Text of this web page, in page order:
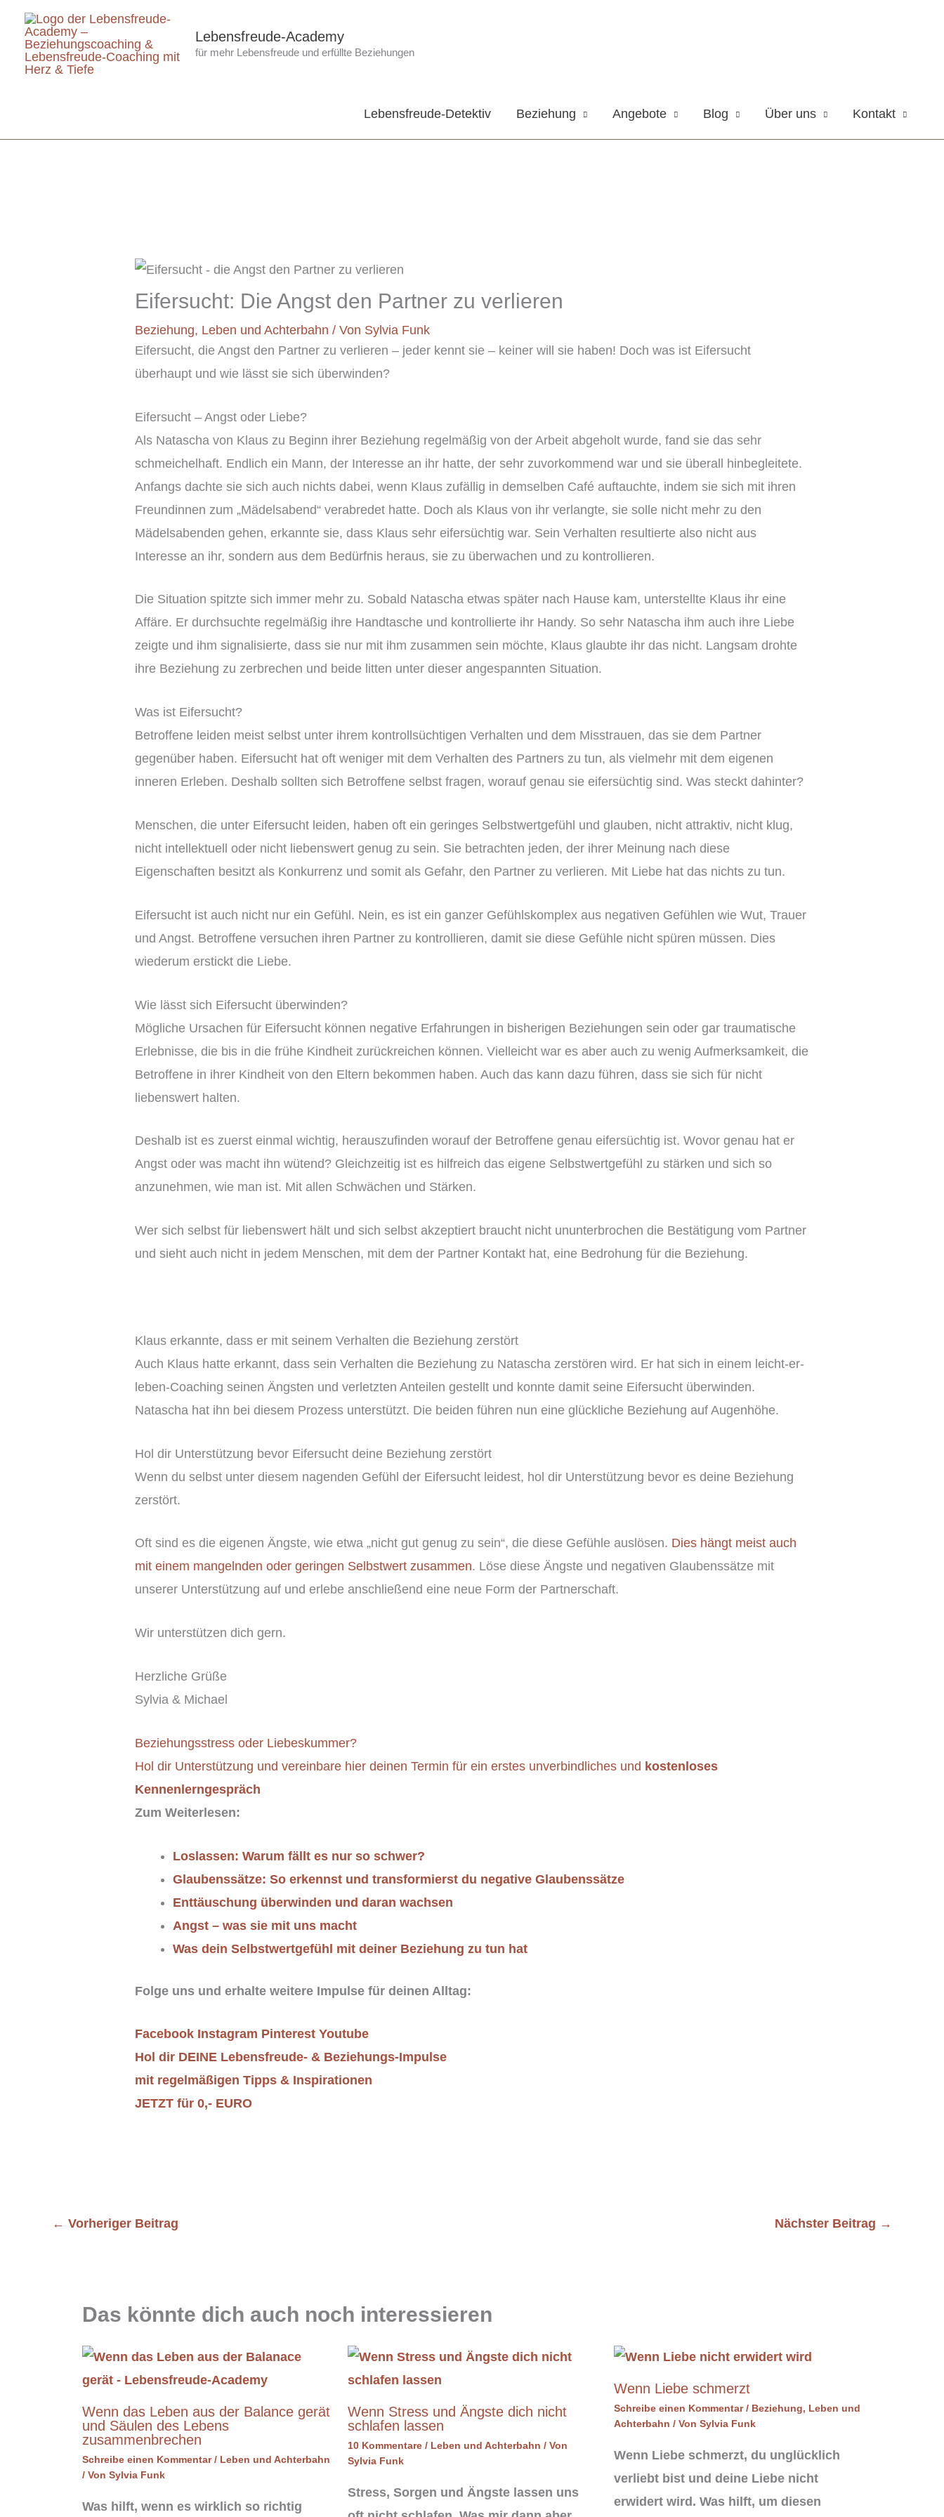
Inhalt
springen
Lebensfreude-Academy
für mehr Lebensfreude und erfüllte Beziehungen
Lebensfreude-Detektiv Beziehung Angebote Blog Über uns Kontakt
Eifersucht: Die Angst den Partner zu verlieren
Beziehung, Leben und Achterbahn / Von Sylvia Funk
Eifersucht, die Angst den Partner zu verlieren – jeder kennt sie – keiner will sie haben! Doch was ist Eifersucht
überhaupt und wie lässt sie sich überwinden?
Eifersucht – Angst oder Liebe?
Als Natascha von Klaus zu Beginn ihrer Beziehung regelmäßig von der Arbeit abgeholt wurde, fand sie das sehr
schmeichelhaft. Endlich ein Mann, der Interesse an ihr hatte, der sehr zuvorkommend war und sie überall hinbegleitete.
Anfangs dachte sie sich auch nichts dabei, wenn Klaus zufällig in demselben Café auftauchte, indem sie sich mit ihren
Freundinnen zum „Mädelsabend“ verabredet hatte. Doch als Klaus von ihr verlangte, sie solle nicht mehr zu den
Mädelsabenden gehen, erkannte sie, dass Klaus sehr eifersüchtig war. Sein Verhalten resultierte also nicht aus
Interesse an ihr, sondern aus dem Bedürfnis heraus, sie zu überwachen und zu kontrollieren.
Die Situation spitzte sich immer mehr zu. Sobald Natascha etwas später nach Hause kam, unterstellte Klaus ihr eine
Affäre. Er durchsuchte regelmäßig ihre Handtasche und kontrollierte ihr Handy. So sehr Natascha ihm auch ihre Liebe
zeigte und ihm signalisierte, dass sie nur mit ihm zusammen sein möchte, Klaus glaubte ihr das nicht. Langsam drohte
ihre Beziehung zu zerbrechen und beide litten unter dieser angespannten Situation.
Was ist Eifersucht?
Betroffene leiden meist selbst unter ihrem kontrollsüchtigen Verhalten und dem Misstrauen, das sie dem Partner
gegenüber haben. Eifersucht hat oft weniger mit dem Verhalten des Partners zu tun, als vielmehr mit dem eigenen
inneren Erleben. Deshalb sollten sich Betroffene selbst fragen, worauf genau sie eifersüchtig sind. Was steckt dahinter?
Menschen, die unter Eifersucht leiden, haben oft ein geringes Selbstwertgefühl und glauben, nicht attraktiv, nicht klug,
nicht intellektuell oder nicht liebenswert genug zu sein. Sie betrachten jeden, der ihrer Meinung nach diese
Eigenschaften besitzt als Konkurrenz und somit als Gefahr, den Partner zu verlieren. Mit Liebe hat das nichts zu tun.
Eifersucht ist auch nicht nur ein Gefühl. Nein, es ist ein ganzer Gefühlskomplex aus negativen Gefühlen wie Wut, Trauer
und Angst. Betroffene versuchen ihren Partner zu kontrollieren, damit sie diese Gefühle nicht spüren müssen. Dies
wiederum erstickt die Liebe.
Wie lässt sich Eifersucht überwinden?
Mögliche Ursachen für Eifersucht können negative Erfahrungen in bisherigen Beziehungen sein oder gar traumatische
Erlebnisse, die bis in die frühe Kindheit zurückreichen können. Vielleicht war es aber auch zu wenig Aufmerksamkeit, die
Betroffene in ihrer Kindheit von den Eltern bekommen haben. Auch das kann dazu führen, dass sie sich für nicht
liebenswert halten.
Deshalb ist es zuerst einmal wichtig, herauszufinden worauf der Betroffene genau eifersüchtig ist. Wovor genau hat er
Angst oder was macht ihn wütend? Gleichzeitig ist es hilfreich das eigene Selbstwertgefühl zu stärken und sich so
anzunehmen, wie man ist. Mit allen Schwächen und Stärken.
Wer sich selbst für liebenswert hält und sich selbst akzeptiert braucht nicht ununterbrochen die Bestätigung vom Partner
und sieht auch nicht in jedem Menschen, mit dem der Partner Kontakt hat, eine Bedrohung für die Beziehung.
Klaus erkannte, dass er mit seinem Verhalten die Beziehung zerstört
Auch Klaus hatte erkannt, dass sein Verhalten die Beziehung zu Natascha zerstören wird. Er hat sich in einem leicht-er-
leben-Coaching seinen Ängsten und verletzten Anteilen gestellt und konnte damit seine Eifersucht überwinden.
Natascha hat ihn bei diesem Prozess unterstützt. Die beiden führen nun eine glückliche Beziehung auf Augenhöhe.
Hol dir Unterstützung bevor Eifersucht deine Beziehung zerstört
Wenn du selbst unter diesem nagenden Gefühl der Eifersucht leidest, hol dir Unterstützung bevor es deine Beziehung
zerstört.
Oft sind es die eigenen Ängste, wie etwa „nicht gut genug zu sein“, die diese Gefühle auslösen. Dies hängt meist auch
mit einem mangelnden oder geringen Selbstwert zusammen. Löse diese Ängste und negativen Glaubenssätze mit
unserer Unterstützung auf und erlebe anschließend eine neue Form der Partnerschaft.
Wir unterstützen dich gern.
Herzliche Grüße
Sylvia & Michael
Beziehungsstress oder Liebeskummer?
Hol dir Unterstützung und vereinbare hier deinen Termin für ein erstes unverbindliches und kostenloses
Kennenlerngespräch
Zum Weiterlesen:
Loslassen: Warum fällt es nur so schwer?
Glaubenssätze: So erkennst und transformierst du negative Glaubenssätze
Enttäuschung überwinden und daran wachsen
Angst – was sie mit uns macht
Was dein Selbstwertgefühl mit deiner Beziehung zu tun hat
Folge uns und erhalte weitere Impulse für deinen Alltag:
Facebook Instagram Pinterest Youtube
Hol dir DEINE Lebensfreude- & Beziehungs-Impulse
mit regelmäßigen Tipps & Inspirationen
JETZT für 0,- EURO
← Vorheriger Beitrag Nächster Beitrag →
Das könnte dich auch noch interessieren
Wenn das Leben aus der Balance gerät
und Säulen des Lebens
zusammenbrechen
Schreibe einen Kommentar / Leben und Achterbahn
/ Von Sylvia Funk
Was hilft, wenn es wirklich so richtig
Wenn Stress und Ängste dich nicht
schlafen lassen
10 Kommentare / Leben und Achterbahn / Von
Sylvia Funk
Stress, Sorgen und Ängste lassen uns
Wenn Liebe schmerzt
Schreibe einen Kommentar / Beziehung, Leben und
Achterbahn / Von Sylvia Funk
Wenn Liebe schmerzt, du unglücklich
verliebt bist und deine Liebe nicht
erwidert wird. Was hilft, um diesen